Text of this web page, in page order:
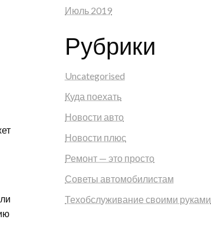
Июль 2019
Рубрики
Uncategorised
Куда поехать
Новости авто
Новости плюс
Ремонт — это просто
Советы автомобилистам
Техобслуживание своими руками